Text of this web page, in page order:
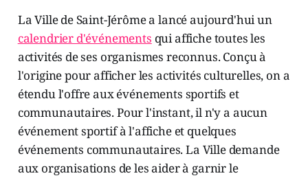
La Ville de Saint-Jérôme a lancé aujourd'hui un
calendrier d'événements qui affiche toutes les
activités de ses organismes reconnus. Conçu à
l'origine pour afficher les activités culturelles, on a
étendu l'offre aux événements sportifs et
communautaires. Pour l'instant, il n'y a aucun
événement sportif à l'affiche et quelques
événements communautaires. La Ville demande
aux organisations de les aider à garnir le